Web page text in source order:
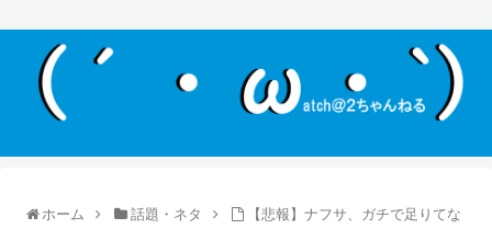
ホーム 話題・ネタ
【悲報】ナフサ、ガチで足りてな